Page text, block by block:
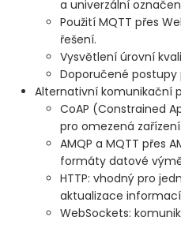
a univerzální
Použití MQTT přes
řešení.
Vysvětlení úrovní
Doporučené postupy
Alternativní komunikační
CoAP (Constrained
pro omezená zařízení.
AMQP a MQTT přes
formáty datové
HTTP: vhodný pro
aktualizace
WebSockets: